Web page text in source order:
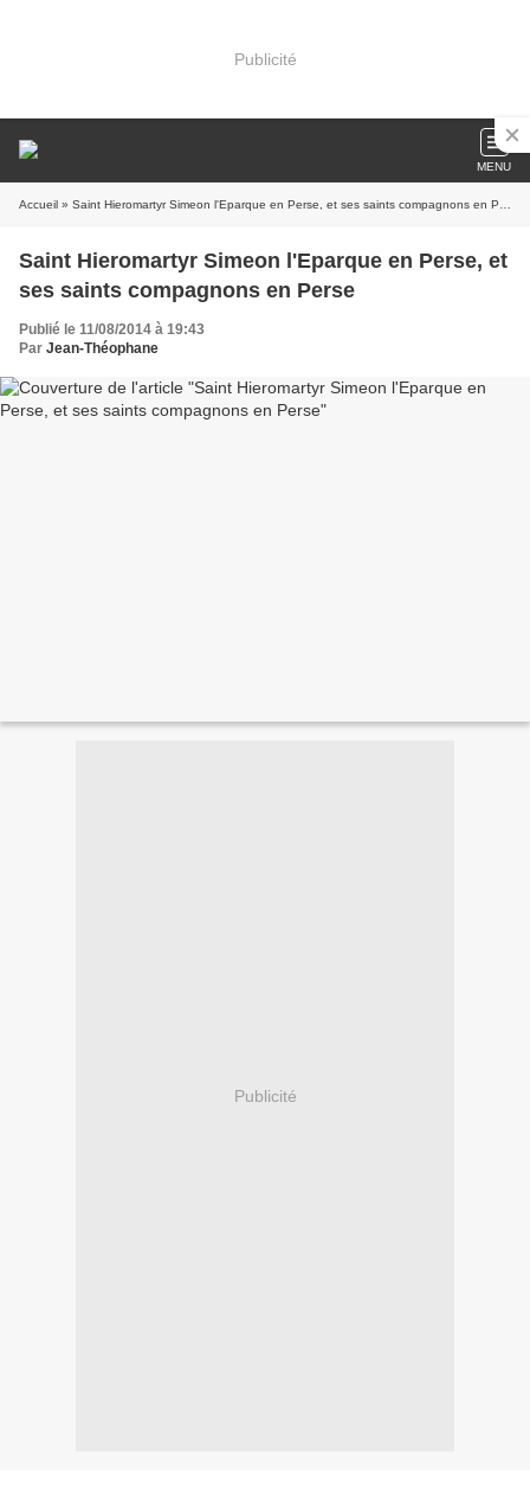
Publicité
MENU
Accueil » Saint Hieromartyr Simeon l'Eparque en Perse, et ses saints compagnons en Perse
Saint Hieromartyr Simeon l'Eparque en Perse, et
ses saints compagnons en Perse
Publié le 11/08/2014 à 19:43
Par Jean-Théophane
Publicité